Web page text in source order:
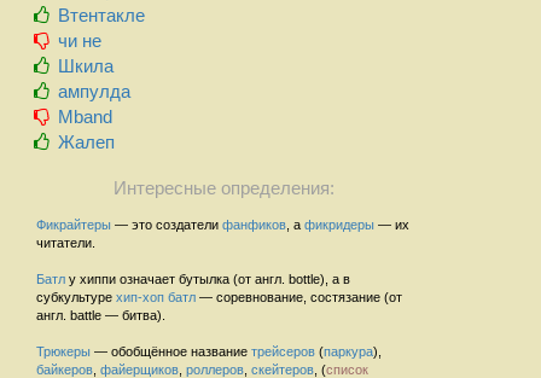
Втентакле
чи не
Шкила
ампулда
Mband
Жалеп
Интересные определения:
Фикрайтеры — это создатели фанфиков , а фикридеры — их
читатели.
Батл у хиппи означает бутылка (от англ. bottle), а в
субкультуре хип-хоп батл — соревнование, состязание (от
англ. battle — битва).
Трюкеры — обобщённое название трейсеров (паркура),
байкеров файерщиков роллеров скейтеров , (список